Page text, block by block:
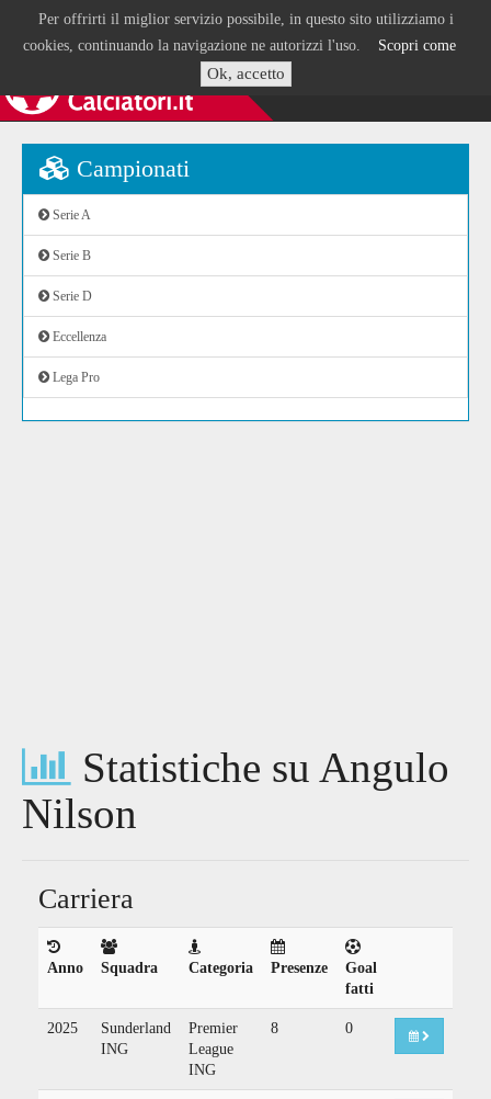
Per offrirti il miglior servizio possibile, in questo sito utilizziamo i
cookies, continuando la navigazione ne autorizzi l'uso. Scopri come
Ok, accetto
Campionati
Serie A
Serie B
Serie D
Eccellenza
Lega Pro
Statistiche su Angulo
Nilson
Carriera
Anno Squadra Categoria Presenze
Goal
fatti
2025
Sunderland
ING
Premier
League
ING
8 0